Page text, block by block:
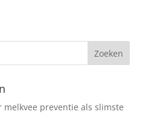
melkvee preventie als slimste